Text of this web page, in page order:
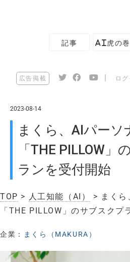
記事 AI虎の巻
広告掲載 ログ
2023-08-14
まくら、AIパーソ
「THE PILLOW」
ランを受付開始
TOP > 人工知能（AI）
> まくら
「THE PILLOW」のサブスクプ
企業： まくら（MAKURA）